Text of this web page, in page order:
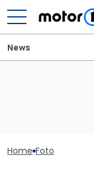
News
Home Foto